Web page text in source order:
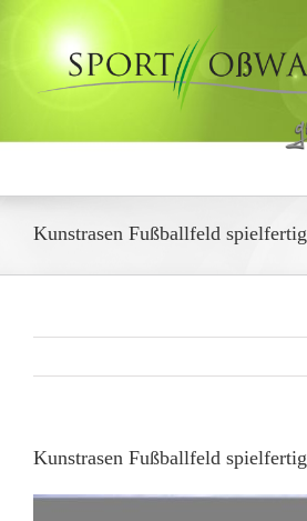
Kunstrasen Fußballfeld spielfertig
Kunstrasen Fußballfeld spielfertig